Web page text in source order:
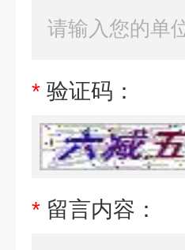
* 验证码：
* 留言内容：